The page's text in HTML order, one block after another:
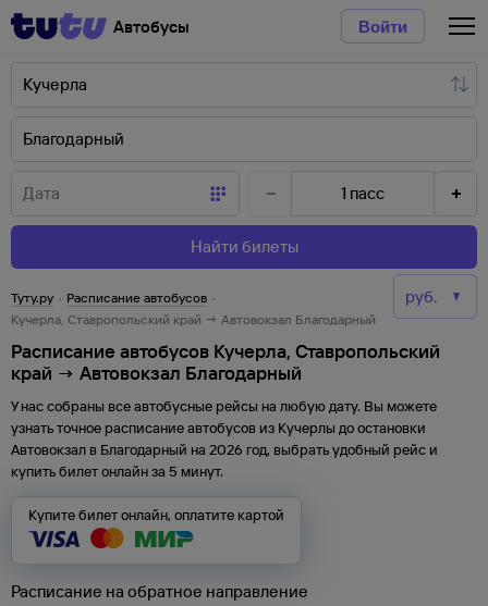
Автобусы Войти
1 пасс
Найти билеты
Туту.ру · Расписание автобусов ·
Кучерла, Ставропольский край → Автовокзал Благодарный
Расписание автобусов Кучерла, Ставропольский
край → Автовокзал Благодарный
У нас собраны все автобусные рейсы на любую дату. Вы можете
узнать точное расписание автобусов из Кучерлы доостановки
Автовокзал в Благодарный на 2026 год, выбрать удобный рейс и
купить билет онлайн за 5 минут.
Купите билет онлайн, оплатите картой
Расписание на обратное направление